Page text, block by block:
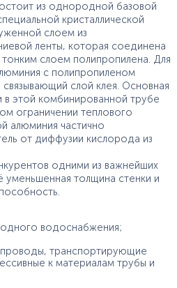
из однородной базовой
кристаллической
слоем из
ленты, которая соединена
слоем полипропилена. Для
с полипропиленом
связывающий слой клея. Основная
в этой комбинированной трубе
ограничении теплового
алюминия частично
от диффузии кислорода из
одними из важнейших
уменьшенная толщина стенки и
водоснабжения;
транспортирующие
к материалам трубы и